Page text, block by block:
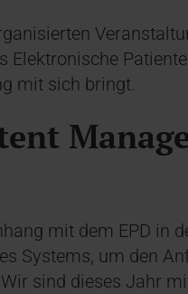
Elektronische
mit sich bringt.
mit dem EPD in
Systems, um den
sind dieses Jahr